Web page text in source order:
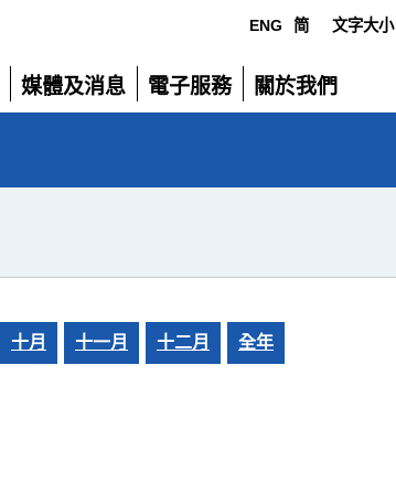
ENG 简 文字大小
媒體及消息
展
電子服務
展
關於我們
展
十月 十一月 十二月 全年